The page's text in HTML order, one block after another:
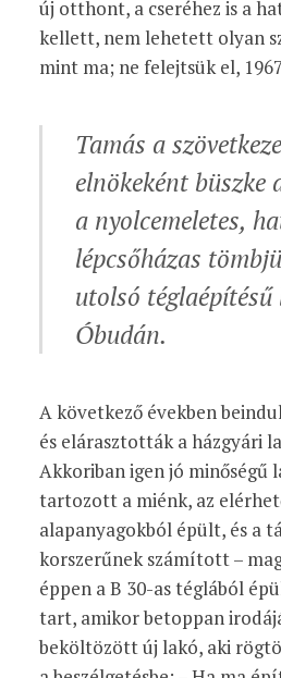
új otthont, a cseréhez is a
kellett, nem lehetett olyan
mint ma; ne felejtsük el,
Tamás a
elnökeként büszke
a nyolcemeletes,
lépcsőházas
utolsó téglaépítésű
Óbudán.
A következő években
és elárasztották a házgyári
Akkoriban igen jó minőségű
tartozott a miénk, az
alapanyagokból épült, és a
korszerűnek számított –
éppen a B 30-as téglából
tart, amikor betoppan
beköltözött új lakó, aki